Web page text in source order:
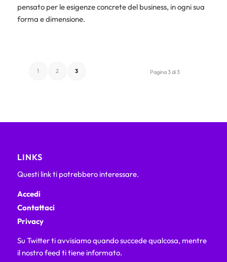
pensato per le esigenze concrete del business, in ogni sua
forma e dimensione.
Pagina 3 di 3
1 2 3
LINKS
Questi link ti potrebbero interessare.
Accedi
Contattaci
Privacy
Su Twitter ti avvisiamo quando succede qualcosa, mentre
il nostro feed ti tiene informato.